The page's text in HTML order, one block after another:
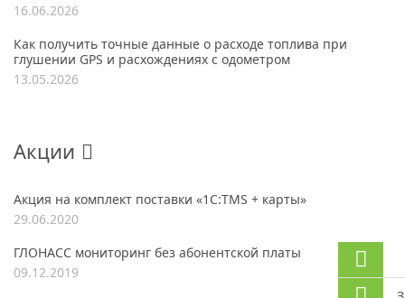
16.06.2026
Как получить точные данные о расходе топлива при
глушении GPS и расхождениях с одометром
13.05.2026
Акции
Акция на комплект поставки «1С:TMS + карты»
29.06.2020
ГЛОНАСС мониторинг без абонентской платы
09.12.2019